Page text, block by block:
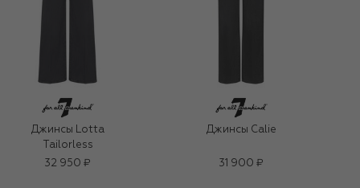
Джинсы Lotta
Tailorless
32 950 ₽
Джинсы Calie
31 900 ₽